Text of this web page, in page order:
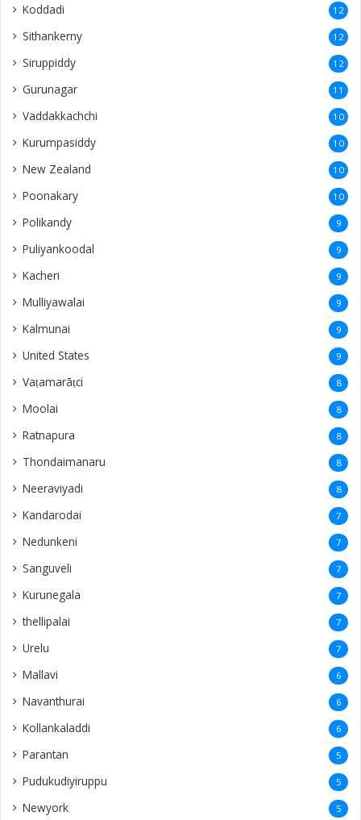
Koddadi 12
Sithankerny 12
Siruppiddy 12
Gurunagar 11
Vaddakkachchi 10
Kurumpasiddy 10
New Zealand 10
Poonakary 10
Polikandy 9
Puliyankoodal 9
Kacheri 9
Mulliyawalai 9
Kalmunai 9
United States 9
Vaṭamarāṭci 8
Moolai 8
Ratnapura 8
Thondaimanaru 8
Neeraviyadi 8
Kandarodai 7
Nedunkeni 7
Sanguveli 7
Kurunegala 7
thellipalai 7
Urelu 7
Mallavi 6
Navanthurai 6
Kollankaladdi 6
Parantan 5
Pudukudiyiruppu 5
Newyork 5